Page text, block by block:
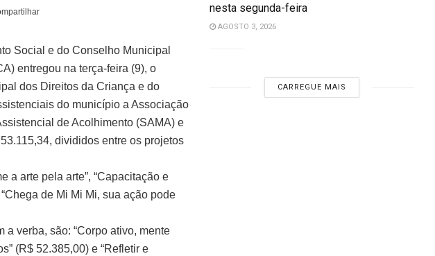
Social e do Conselho Municipal
entregou na terça-feira (9), o
dos Direitos da Criança e do
do município a Associação
de Acolhimento (SAMA) e
divididos entre os projetos
a arte pela arte”, “Capacitação e
de Mi Mi Mi, sua ação pode
a verba, são: “Corpo ativo, mente
(R$ 52.385,00) e “Refletir e
nesta segunda-feira
AGOSTO 3, 2026
CARREGUE MAIS